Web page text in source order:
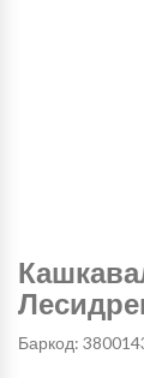
Баркод: